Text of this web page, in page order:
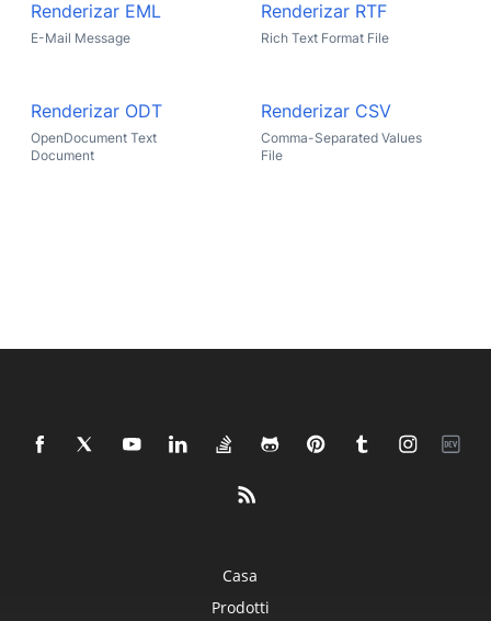
Renderizar EML
E-Mail Message
Renderizar RTF
Rich Text Format File
Renderizar ODT
OpenDocument Text
Document
Renderizar CSV
Comma-Separated Values
File
Casa
Prodotti